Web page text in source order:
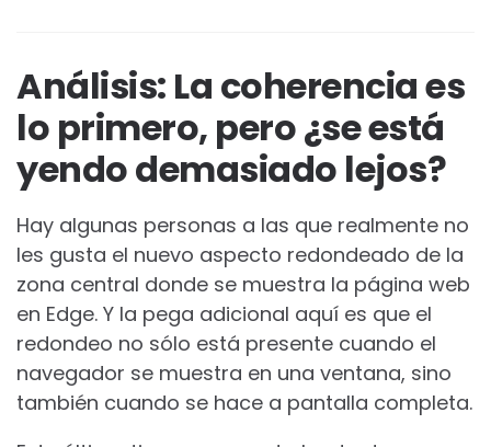
Análisis: La coherencia es
lo primero, pero ¿se está
yendo demasiado lejos?
Hay algunas personas a las que realmente no
les gusta el nuevo aspecto redondeado de la
zona central donde se muestra la página web
en Edge. Y la pega adicional aquí es que el
redondeo no sólo está presente cuando el
navegador se muestra en una ventana, sino
también cuando se hace a pantalla completa.